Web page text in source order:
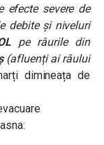
efecte severe de
debite şi niveluri
pe râurile din
(afluenți ai râului
dimineața de